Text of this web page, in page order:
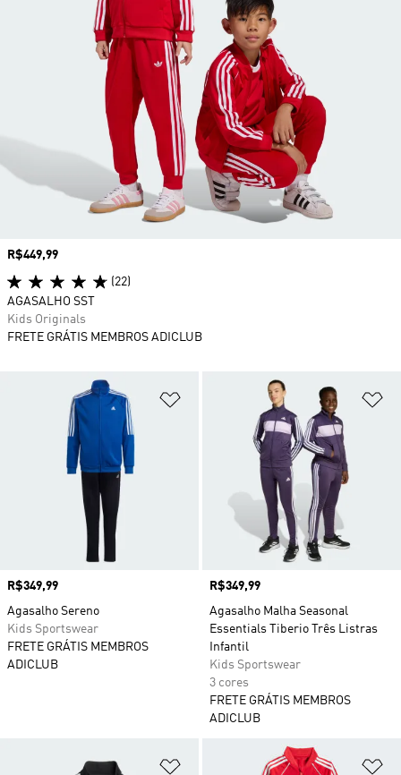
Adicionar à Lista de Desejos
Preço
R$349,99
Agasalho Sereno
Kids Sportswear
FRETE GRÁTIS MEMBROS
ADICLUB
Preço
R$349,99
Agasalho Malha Seasonal
Essentials Tiberio Três Listras
Infantil
Kids Sportswear
3 cores
FRETE GRÁTIS MEMBROS
ADICLUB
Adicionar à Lista de Desejos
Preço
R$449,99
(22)
AGASALHO SST
Kids Originals
FRETE GRÁTIS MEMBROS ADICLUB